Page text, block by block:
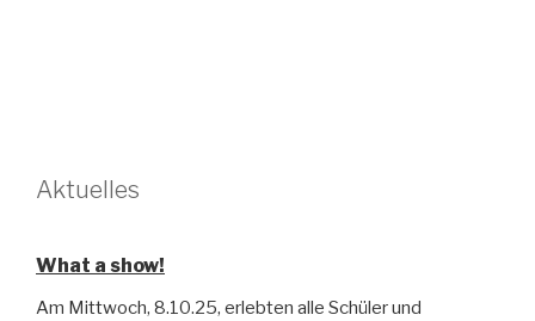
Aktuelles
What a show!
Am Mittwoch, 8.10.25, erlebten alle Schüler und